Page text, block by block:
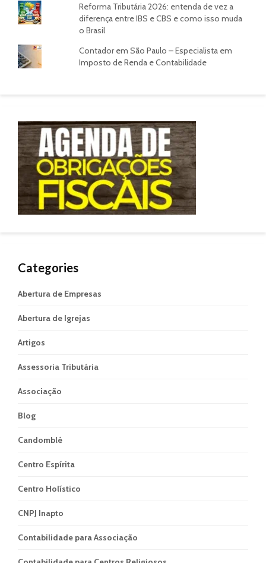
Reforma Tributária 2026: entenda de vez a
diferença entre IBS e CBS e como isso muda
o Brasil
Contador em São Paulo – Especialista em
Imposto de Renda e Contabilidade
Categories
Abertura de Empresas
Abertura de Igrejas
Artigos
Assessoria Tributária
Associação
Blog
Candomblé
Centro Espírita
Centro Holístico
CNPJ Inapto
Contabilidade para Associação